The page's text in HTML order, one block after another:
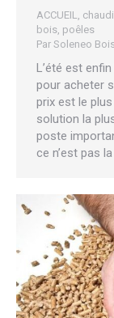
ACCUEIL,
bois, poêles
Par Soleneo
L’été est
pour acheter
prix est le
solution la
poste
ce n’est pas